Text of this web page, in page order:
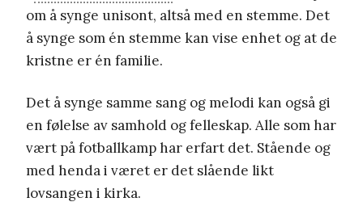
om å synge unisont, altså med en stemme. Det
å synge som én stemme kan vise enhet og at de
kristne er én familie.
Det å synge samme sang og melodi kan også gi
en følelse av samhold og felleskap. Alle som har
vært på fotballkamp har erfart det. Stående og
med henda i været er det slående likt
lovsangen i kirka.